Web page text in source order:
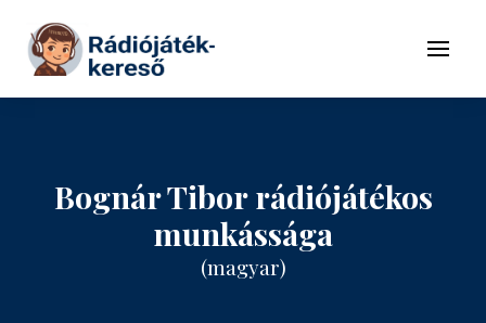
Tovább a tartalomhoz
Menü
Bognár Tibor rádiójátékos
munkássága
(magyar)